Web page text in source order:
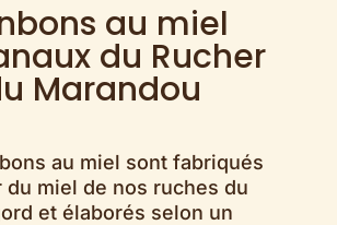
au miel
du Rucher
Marandou
au miel sont fabriqués
du miel de nos ruches du
et élaborés selon un